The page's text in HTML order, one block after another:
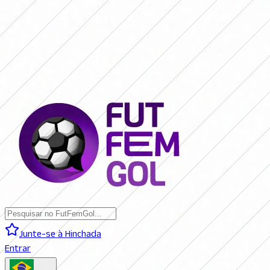
SAN LORENZO 0 - 0 BOCA JRS. (AO VIVO)RIVER PLATE 0 - 0
RACING (AO VIVO)
RACING 0 - 0 SAN LORENZO (FINAL)
BOCA JRS. 3
- 1 RIVER PLATE (FINAL)
BELGRANO 2 - 0 BANFIELD (FINAL)
SAN
LORENZO 0 - 0 BOCA JRS. (AO VIVO)
RIVER PLATE 0 - 0 RACING
(AO VIVO)
RACING 0 - 0 SAN LORENZO (FINAL)BOCA JRS. 3 - 1
RIVER PLATE (FINAL)
BELGRANO 2 - 0 BANFIELD (FINAL)
Junte-se à Hinchada
Entrar